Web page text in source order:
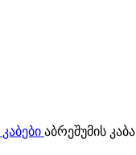
კაბები აბრეშუმის კაბა